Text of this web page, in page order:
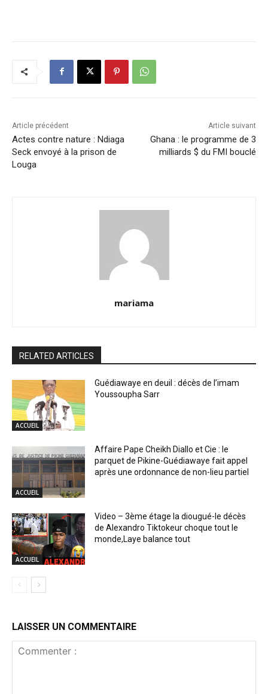
Article précédent
Actes contre nature : Ndiaga
Seck envoyé à la prison de
Louga
Article suivant
Ghana : le programme de 3
milliards $ du FMI bouclé
mariama
RELATED ARTICLES
ACCUEIL
Guédiawaye en deuil : décès de l’imam
Youssoupha Sarr
ACCUEIL
Affaire Pape Cheikh Diallo et Cie : le
parquet de Pikine-Guédiawaye fait appel
après une ordonnance de non-lieu partiel
ACCUEIL
Video – 3ème étage la diougué-le décès
de Alexandro Tiktokeur choque tout le
monde,Laye balance tout
LAISSER UN COMMENTAIRE